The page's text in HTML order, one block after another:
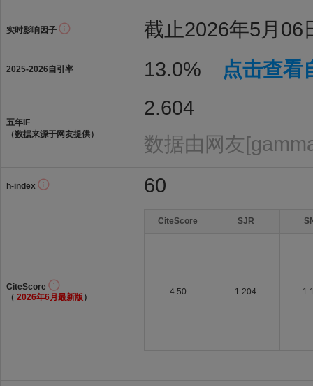
实时影响因子 截止2026年5月06
2025-2026自引率 13.0% 点击查看
五年IF
（数据来源于网友提供）
2.604
数据由网友
h-index 60
CiteScore
（ 2026年6月最新版 ）
CiteScore SJR
4.50 1.204